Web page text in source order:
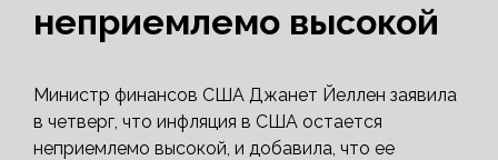
неприемлемо высокой
Министр финансов США Джанет Йеллен заявила
в четверг, что инфляция в США остается
неприемлемо высокой, и добавила, что ее